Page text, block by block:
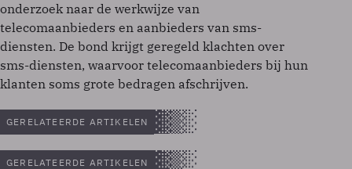
onderzoek naar de werkwijze van
telecomaanbieders en aanbieders van sms-
diensten. De bond krijgt geregeld klachten over
sms-diensten, waarvoor telecomaanbieders bij hun
klanten soms grote bedragen afschrijven.
GERELATEERDE ARTIKELEN
GERELATEERDE ARTIKELEN